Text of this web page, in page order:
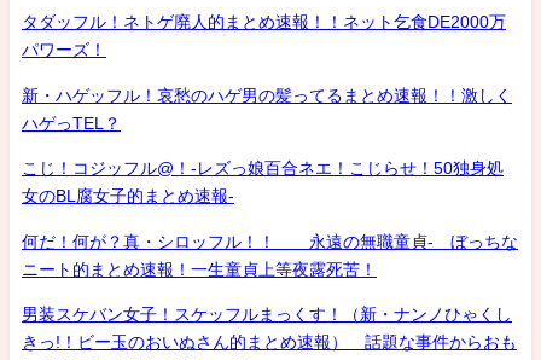
タダッフル！ネトゲ廃人的まとめ速報！！ネット乞食DE2000万
パワーズ！
新・ハゲッフル！哀愁のハゲ男の髪ってるまとめ速報！！激しく
ハゲっTEL？
こじ！コジッフル@！-レズっ娘百合ネエ！こじらせ！50独身処
女のBL腐女子的まとめ速報-
何だ！何が？真・シロッフル！！ 永遠の無職童貞- ぼっちな
ニート的まとめ速報！一生童貞上等夜露死苦！
男装スケバン女子！スケッフルまっくす！（新・ナンノひゃくし
きっ!！ビー玉のおいぬさん的まとめ速報） 話題な事件からおも